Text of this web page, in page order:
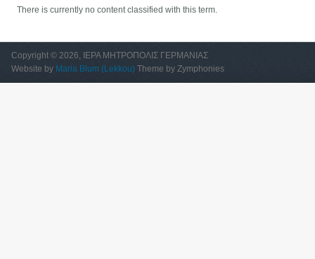
There is currently no content classified with this term.
Copyright © 2026, ΙΕΡΑ ΜΗΤΡΟΠΟΛΙΣ ΓΕΡΜΑΝΙΑΣ
Website by Maria Blum (Lekkou) Theme by Zymphonies